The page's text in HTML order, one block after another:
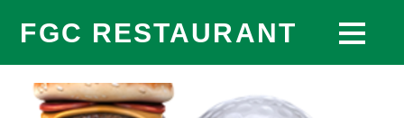
FGC RESTAURANT